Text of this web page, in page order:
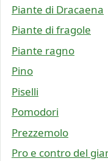
Piante di Dracaena
Piante di fragole
Piante ragno
Pino
Piselli
Pomodori
Prezzemolo
Pro e contro del